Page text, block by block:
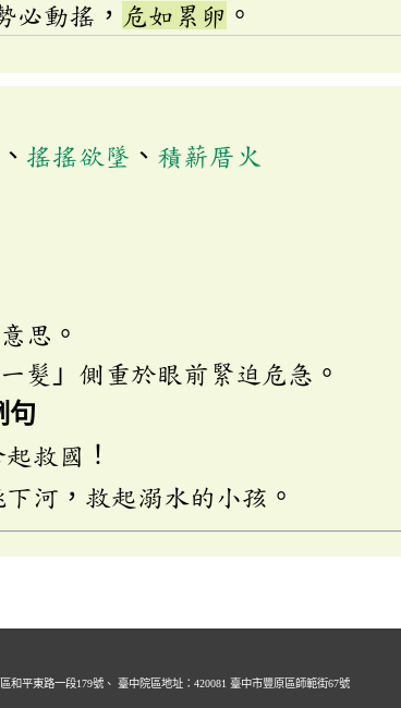
必動搖， 危如累卵 。
、 搖搖欲墜 、 積薪厝火
思。
髮」側重於眼前緊迫危急。
句
救國！
河，救起溺水的小孩。
和平東路一段179號、 臺中院區地址：420081 臺中市豐原區師範街67號